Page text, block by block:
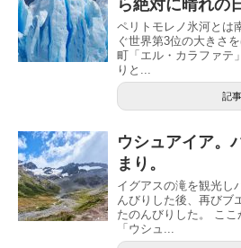
ら絶対に晴れの
ペリトモレノ氷河とは
ぐ世界第3位の大きさ
町「エル・カラファテ
りと...
記
ウシュアイア。
まり。
イグアスの滝を観光し
んびりした後、再びブ
たのんびりした。 こ
「ウシュ...